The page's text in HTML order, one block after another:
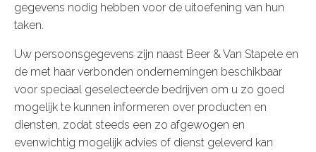
gegevens nodig hebben voor de uitoefening van hun
taken.
Uw persoonsgegevens zijn naast Beer & Van Stapele en
de met haar verbonden ondernemingen beschikbaar
voor speciaal geselecteerde bedrijven om u zo goed
mogelijk te kunnen informeren over producten en
diensten, zodat steeds een zo afgewogen en
evenwichtig mogelijk advies of dienst geleverd kan